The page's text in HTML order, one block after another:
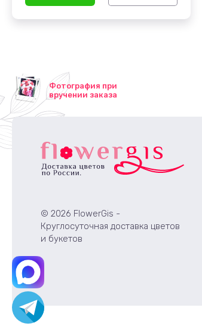
Фотография при
вручении заказа
© 2026 FlowerGis -
Круглосуточная доставка цветов
и букетов